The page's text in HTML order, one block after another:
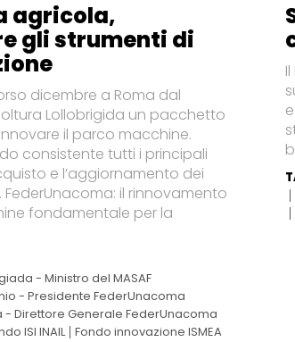
agricola,
gli strumenti di
dicembre a Roma dal
Lollobrigida un pacchetto
il parco macchine.
consistente tutti i principali
e l’aggiornamento dei
il rinnovamento
fondamentale per la
- Ministro del MASAF
- Presidente FederUnacoma
- Direttore Generale FederUnacoma
ISI INAIL Fondo innovazione ISMEA